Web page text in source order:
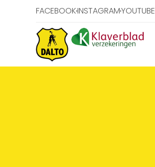
FACEBOOKINSTAGRAMYOUTUBE